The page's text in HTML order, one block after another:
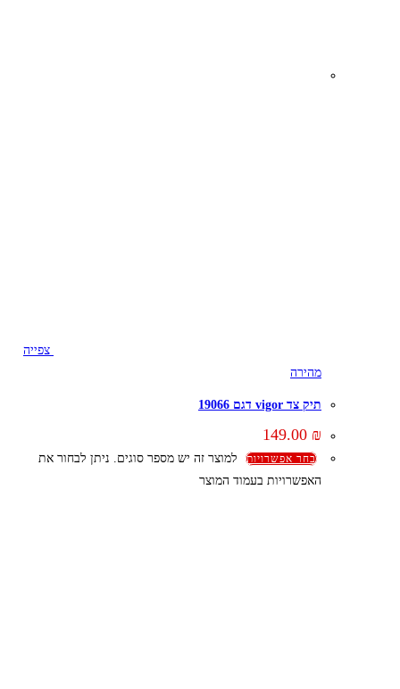
צפייה
מהירה
תיק צד vigor דגם 19066
149.00 ₪
בחר אפשרויות
למוצר זה יש מספר סוגים. ניתן לבחור את
האפשרויות בעמוד המוצר